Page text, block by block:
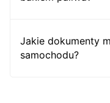
Jakie dokumenty
samochodu?